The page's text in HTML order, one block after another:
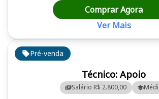
Pré-venda
Técnico: Apoio
Salário R$ 2.800,00
Comprar Agora
Ver Mais